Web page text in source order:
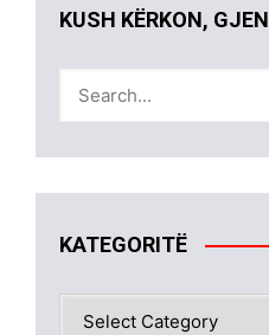
KUSH KËRKON, GJEN
KATEGORITË
KATEGORITË